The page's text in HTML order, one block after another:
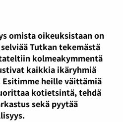
omista oikeuksistaan on
Tutkan tekemästä
kolmeakymmentä
kaikkia ikäryhmiä
heille väittämiä
kotietsintä, tehdä
sekä pyytää